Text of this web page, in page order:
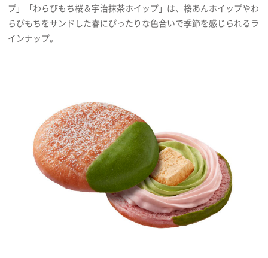
お問い合わせ
プ」「わらびもち桜＆宇治抹茶ホイップ」は、桜あんホイップやわ
らびもちをサンドした春にぴったりな色合いで季節を感じられるラ
インナップ。